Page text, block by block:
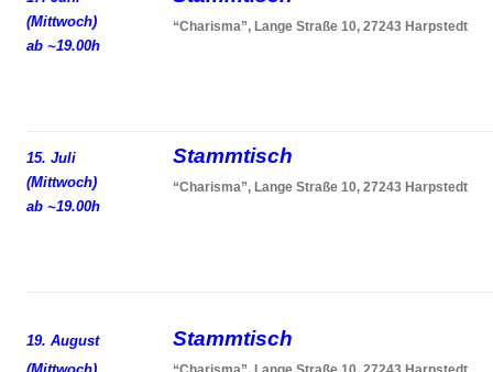
(Mittwoch)
ab ~19.00h
“Charisma”, Lange Straße 10, 27243 Harpstedt
15. Juli
(Mittwoch)
ab ~19.00h
Stammtisch
“Charisma”, Lange Straße 10, 27243 Harpstedt
19. August
Stammtisch